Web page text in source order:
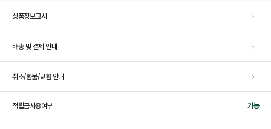
상품정보고시
배송 및 결제 안내
취소/환불/교환 안내
적립금사용여부 가능